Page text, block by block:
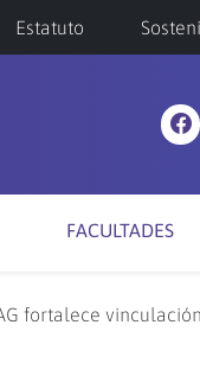
Estatuto
FACULTADES
fortalece